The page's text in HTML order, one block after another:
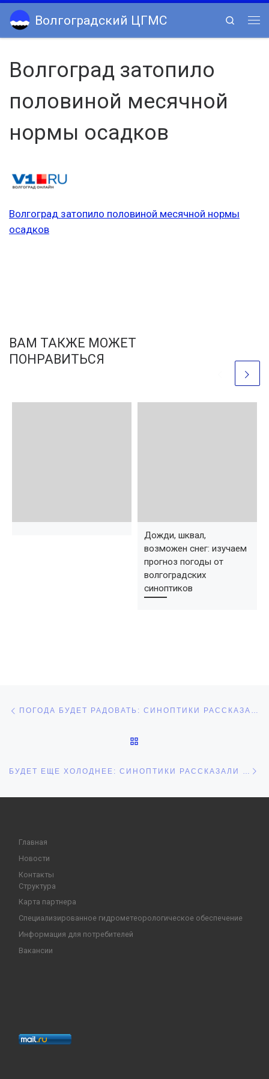
Skip to content
Волгоградский ЦГМС
Search
Волгоград затопило
половиной месячной
нормы осадков
Волгоград затопило половиной месячной нормы
осадков
ВАМ ТАКЖЕ МОЖЕТ
ПОНРАВИТЬСЯ
Дожди, шквал,
возможен снег: изучаем
прогноз погоды от
волгоградских
синоптиков
Навигация по записям ПОГОДА БУДЕТ РАДОВАТЬ: СИНОПТИКИ РАССКАЗАЛИ, КОГДА В ВОЛГОГРАДЕ НАЧНЕТСЯ ОТОПИТЕЛЬНЫЙ СЕЗОН
Главная
Новости
Контакты
Структура
Карта партнера
Специализированное гидрометеорологическое обеспечение
Информация для потребителей
Вакансии